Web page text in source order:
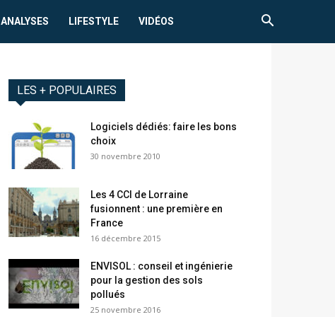
ANALYSES LIFESTYLE VIDÉOS
LES + POPULAIRES
Logiciels dédiés: faire les bons
choix
30 novembre 2010
Les 4 CCI de Lorraine
fusionnent : une première en
France
16 décembre 2015
ENVISOL : conseil et ingénierie
pour la gestion des sols
pollués
25 novembre 2016